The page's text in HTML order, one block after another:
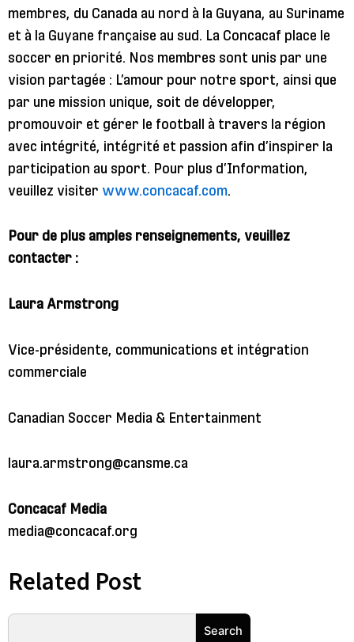
membres, du Canada au nord à la Guyana, au Suriname
et à la Guyane française au sud. La Concacaf place le
soccer en priorité. Nos membres sont unis par une
vision partagée : L’amour pour notre sport, ainsi que
par une mission unique, soit de développer,
promouvoir et gérer le football à travers la région
avec intégrité, intégrité et passion afin d’inspirer la
participation au sport. Pour plus d’Information,
veuillez visiter www.concacaf.com.
Pour de plus amples renseignements, veuillez
contacter :
Laura Armstrong
Vice-présidente, communications et intégration
commerciale
Canadian Soccer Media & Entertainment
laura.armstrong@cansme.ca
Concacaf Media
media@concacaf.org
Related Post
Rechercher
Search